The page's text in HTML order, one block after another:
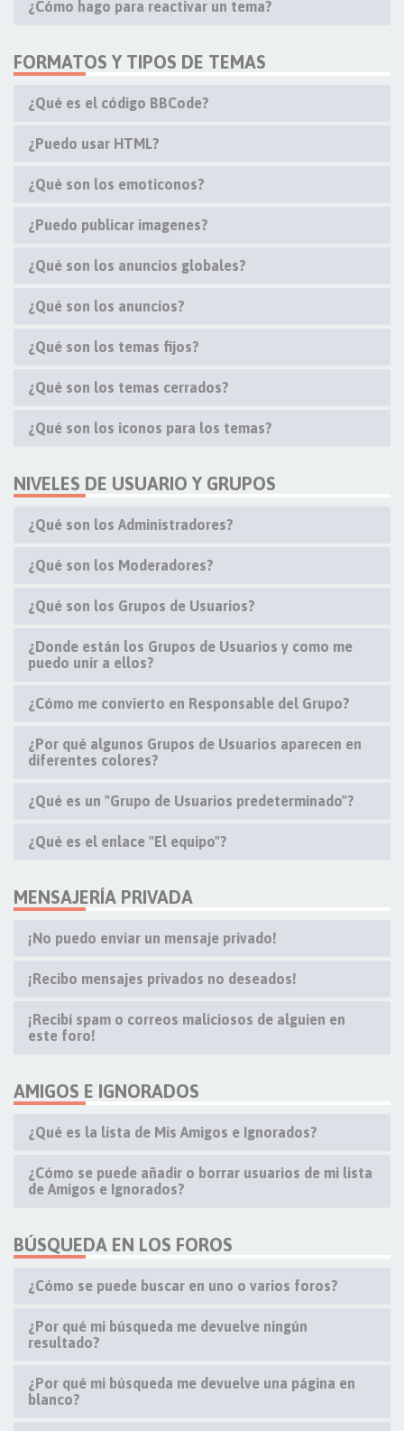
¿Cómo hago para reactivar un tema?
FORMATOS Y TIPOS DE TEMAS
¿Qué es el código BBCode?
¿Puedo usar HTML?
¿Qué son los emoticonos?
¿Puedo publicar imagenes?
¿Qué son los anuncios globales?
¿Qué son los anuncios?
¿Qué son los temas fijos?
¿Qué son los temas cerrados?
¿Qué son los iconos para los temas?
NIVELES DE USUARIO Y GRUPOS
¿Qué son los Administradores?
¿Qué son los Moderadores?
¿Qué son los Grupos de Usuarios?
¿Donde están los Grupos de Usuarios y como me
puedo unir a ellos?
¿Cómo me convierto en Responsable del Grupo?
¿Por qué algunos Grupos de Usuarios aparecen en
diferentes colores?
¿Qué es un "Grupo de Usuarios predeterminado"?
¿Qué es el enlace "El equipo"?
MENSAJERÍA PRIVADA
¡No puedo enviar un mensaje privado!
¡Recibo mensajes privados no deseados!
¡Recibí spam o correos maliciosos de alguien en
este foro!
AMIGOS E IGNORADOS
¿Qué es la lista de Mis Amigos e Ignorados?
¿Cómo se puede añadir o borrar usuarios de mi lista
de Amigos e Ignorados?
BÚSQUEDA EN LOS FOROS
¿Cómo se puede buscar en uno o varios foros?
¿Por qué mi búsqueda me devuelve ningún
resultado?
¿Por qué mi búsqueda me devuelve una página en
blanco?